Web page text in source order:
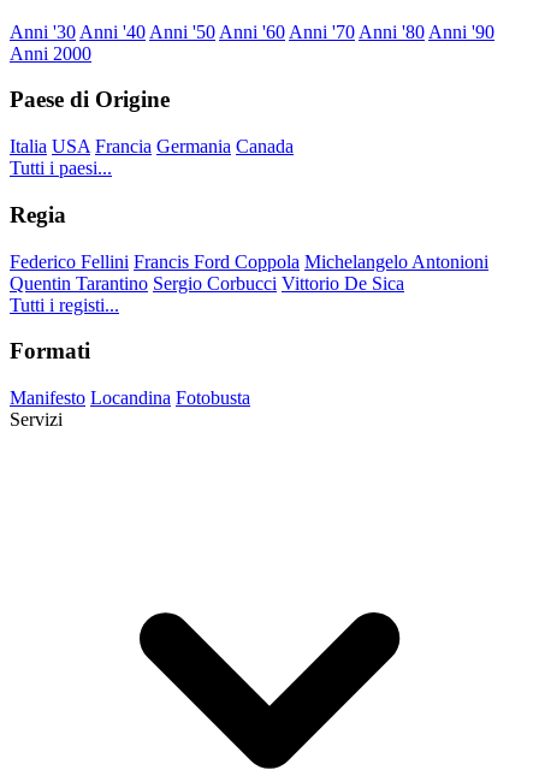
Anni '30 Anni '40 Anni '50 Anni '60 Anni '70 Anni '80 Anni '90
Anni 2000
Paese di Origine
Italia USA Francia Germania Canada
Tutti i paesi...
Regia
Federico Fellini Francis Ford Coppola Michelangelo Antonioni
Quentin Tarantino Sergio Corbucci Vittorio De Sica
Tutti i registi...
Formati
Manifesto Locandina Fotobusta
Servizi